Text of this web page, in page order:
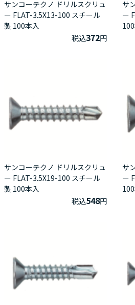
サンコーテクノ ドリルスクリュ
ー FLAT-3.5X13-100 スチール
製 100本入
税込372円
サ
ー
サンコーテクノ ドリルスクリュ
ー FLAT-3.5X19-100 スチール
製 100本入
税込548円
サ
ー